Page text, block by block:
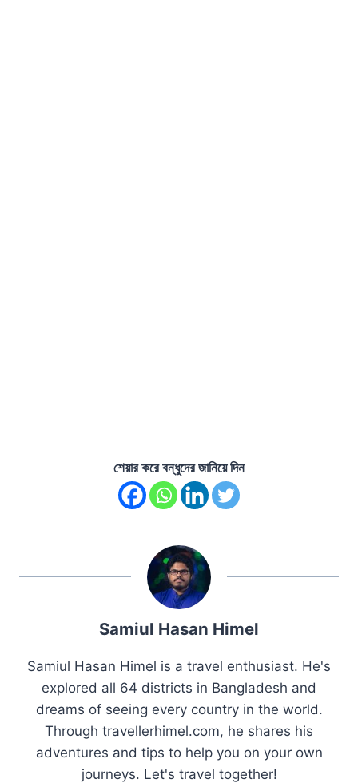
শেয়ার করে বন্ধুদের জানিয়ে দিন
Samiul Hasan Himel
Samiul Hasan Himel is a travel enthusiast. He's
explored all 64 districts in Bangladesh and
dreams of seeing every country in the world.
Through travellerhimel.com, he shares his
adventures and tips to help you on your own
journeys. Let's travel together!